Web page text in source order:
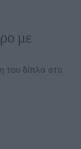
με
του δίπλα στο